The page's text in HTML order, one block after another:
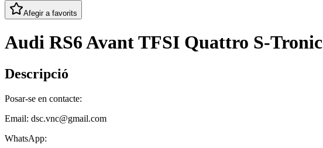
Afegir a favorits
Audi RS6 Avant TFSI Quattro S-Tronic
Descripció
Posar-se en contacte:
Email: dsc.vnc@gmail.com
WhatsApp: